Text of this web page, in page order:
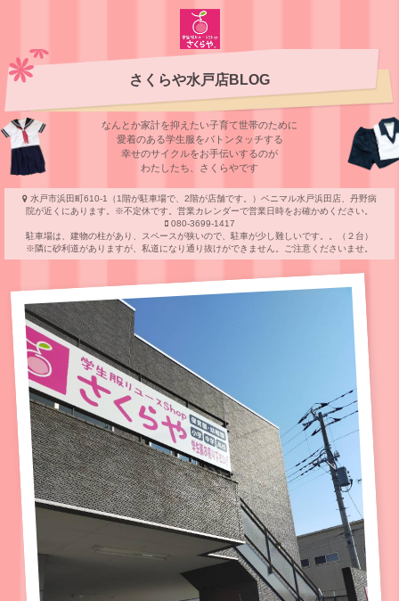
さくらや水戸店BLOG
なんとか家計を抑えたい子育て世帯のために
愛着のある学⽣服をバトンタッチする
幸せのサイクルをお⼿伝いするのが
わたしたち、さくらやです
水戸市浜田町610-1（1階が駐車場で、2階が店舗です。）ベニマル水戸浜田店、丹野病
院が近くにあります。※不定休です。営業カレンダーで営業日時をお確かめください。
080-3699-1417
駐車場は、建物の柱があり、スペースが狭いので、駐車が少し難しいです。。（２台）
※隣に砂利道がありますが、私道になり通り抜けができません。ご注意くださいませ。